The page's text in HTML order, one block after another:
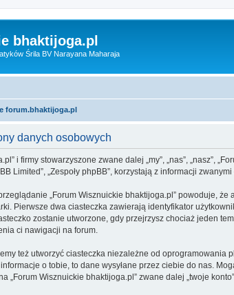
bhaktijoga.pl
Śrila BV Narayana Maharaja
forum.bhaktijoga.pl
danych osobowych
i firmy stowarzyszone zwane dalej „my”, „nas”, „nasz”,
Limited”, „Zespoły phpBB”, korzystają z informacji
„Forum Wisznuickie bhaktijoga.pl” powoduje,
Pierwsze dwa ciasteczka zawierają identyfikator
zostanie utworzone, gdy przejrzysz chociaż jeden
ci nawigacji na forum.
też utworzyć ciasteczka niezależne od
o tobie, to dane wysyłane przez ciebie do nas.
„Forum Wisznuickie bhaktijoga.pl” zwane dalej „twoje